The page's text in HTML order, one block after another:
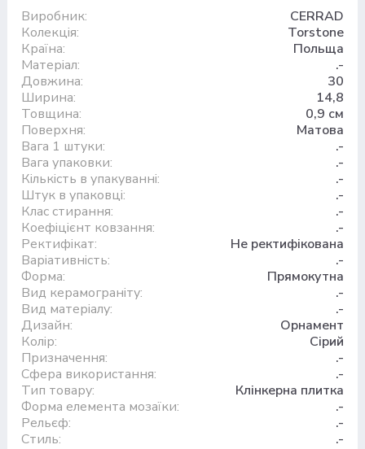
Виробник:
CERRAD
Колекція:
Torstone
Країна:
Польща
Матеріал:
.-
Довжина:
30
Ширина:
14,8
Товщина:
0,9 см
Поверхня:
Матова
Вага 1 штуки:
.-
Вага упаковки:
.-
Кількість в упакуванні:
.-
Штук в упаковці:
.-
Клас стирання:
.-
Коефіцієнт ковзання:
.-
Ректифікат:
Не ректифікована
Варіативність:
.-
Форма:
Прямокутна
Вид керамограніту:
.-
Вид матеріалу:
.-
Дизайн:
Орнамент
Колір:
Сірий
Призначення:
.-
Сфера використання:
.-
Тип товару:
Клінкерна плитка
Форма елемента мозаїки:
.-
Рельєф:
.-
Стиль:
.-